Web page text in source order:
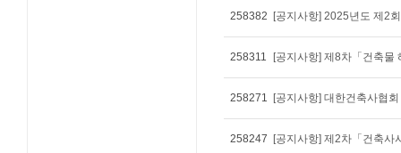
258382 [공지사항] 2025년도 제2
258311
258271 [공지사항] 대한건축사협
258247